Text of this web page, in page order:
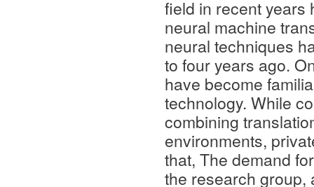
field in recent years
neural machine
neural techniques
to four years ago.
have become
technology. While
combining
environments,
that, The demand
the research group,